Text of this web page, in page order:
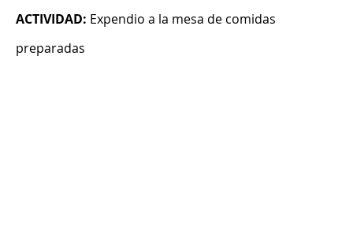
ACTIVIDAD: Expendio a la mesa de comidas
preparadas